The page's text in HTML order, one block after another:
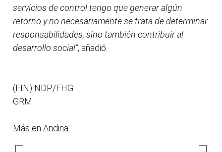
servicios de control tengo que generar algún
retorno y no necesariamente se trata de determinar
responsabilidades, sino también contribuir al
desarrollo social”, añadió.
(FIN) NDP/FHG
GRM
Más en Andina: